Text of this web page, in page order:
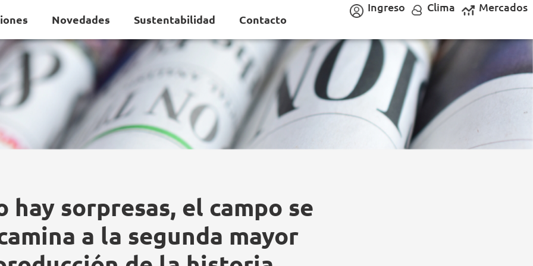
Novedades Sustentabilidad Contacto
Ingreso Clima Mercados
hay sorpresas, el campo se
a la segunda mayor